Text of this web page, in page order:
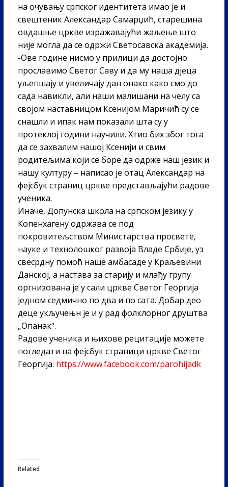
на очувању српског идентитета имао је и
свештеник Александар Самарџић, старешина
овдашње цркве изражавајући жаљење што
није могла да се одржи Светосавска академија.
-Ове године нисмо у прилици да достојно
прославимо Светог Саву и да му наша дјеца
уљепшају и увеличају дан онако како смо до
сада навикли, али наши малишани на челу са
својом наставницом Ксенијом Маричић су се
снашли и ипак нам показали шта су у
протеклој години научили. Хтио бих због тога
да се захвалим нашој Ксенији и свим
родитељима који се боре да одрже наш језик и
нашу културу – написао је отац Александар на
фејсбук страниц цркве представљајући радове
ученика.
Иначе, Допунска школа на српском језику у
Копенхагену одржава се под
покровитељством Министарства просвете,
науке и технолошког развоја Владе Србије, уз
свесрдну помоћ наше амбасаде у Краљевини
Данској, а настава за старију и млађу групу
оргнизована је у сали цркве Светог Георгија
једном седмично по два и по сата. Добар део
деце укључењн је и у рад фолклорног друштва
„Опанак“.
Радове ученика и њихове рецитације можете
погледати на фејсбук страници цркве Светог
Георгија: https://www.facebook.com/parohijadk
Related